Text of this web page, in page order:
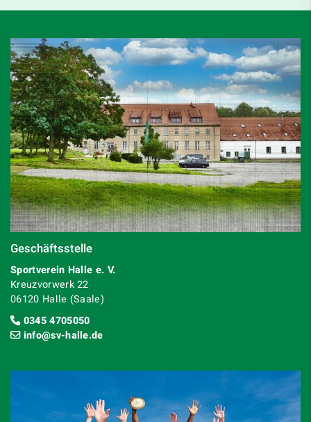
Geschäftsstelle
Sportverein Halle e. V.
Kreuzvorwerk 22
06120 Halle (Saale)
0345 4705050
info@sv-halle.de